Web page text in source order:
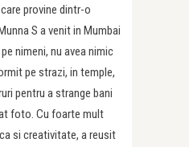
provine dintr-o
S a venit in Mumbai
nimeni, nu avea nimic
pe strazi, in temple,
pentru a strange bani
foto. Cu foarte mult
si creativitate, a reusit